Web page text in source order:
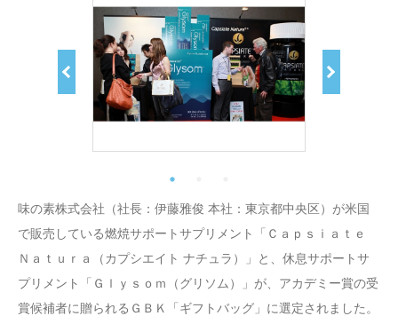
味の素株式会社（社長：伊藤雅俊 本社：東京都中央区）が米国
で販売している燃焼サポートサプリメント「Ｃａｐｓｉａｔｅ
Ｎａｔｕｒａ（カプシエイト ナチュラ）」と、休息サポートサ
プリメント「Ｇｌｙｓｏｍ（グリソム）」が、アカデミー賞の受
賞候補者に贈られるＧＢＫ「ギフトバッグ」に選定されました。